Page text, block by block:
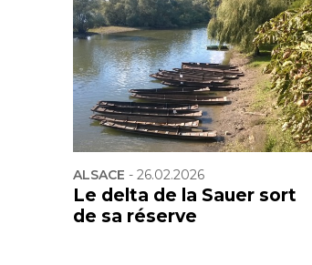
ALSACE - 26.02.2026
Le delta de la Sauer sort
de sa réserve